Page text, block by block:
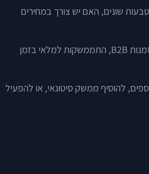
שונים, האם יש צורך במחירים
יש עסקים שזקוקים למערכת פשוטה יחסית, עם ניהול עצמאי נוח. אחרים צריכים אתר מסחר אלקטרוני מורכב יותר: קטלוג גדול, הרשאות משתמש, הזמנות B2B, התממשקות למלאי בזמן
להוסיף ממשק סיטונאי, או להפעיל